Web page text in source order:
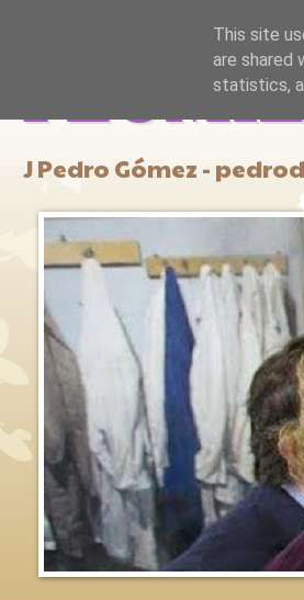
J Pedro Gómez -
This site
are shared
statistics,